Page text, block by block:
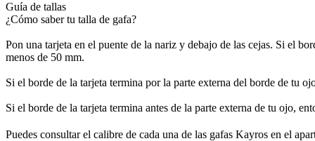
Guía de tallas
¿Cómo saber tu talla de gafa?
Pon una tarjeta en el puente de la nariz y debajo de las cejas. Si el
menos de 50 mm.
Si el borde de la tarjeta termina por la parte externa del borde de tu
Si el borde de la tarjeta termina antes de la parte externa de tu ojo,
Puedes consultar el calibre de cada una de las gafas Kayros en el